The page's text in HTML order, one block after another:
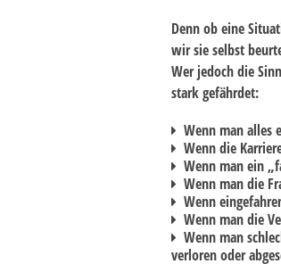
Denn ob eine
wir sie selbst
Wer jedoch die
stark gefährdet:
Wenn man alles
Wenn die
Wenn man ein
Wenn man die
Wenn
Wenn man die
Wenn man
verloren oder